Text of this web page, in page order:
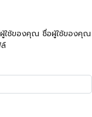
ใช้ของคุณ ชื่อผู้ใช้ของคุณ